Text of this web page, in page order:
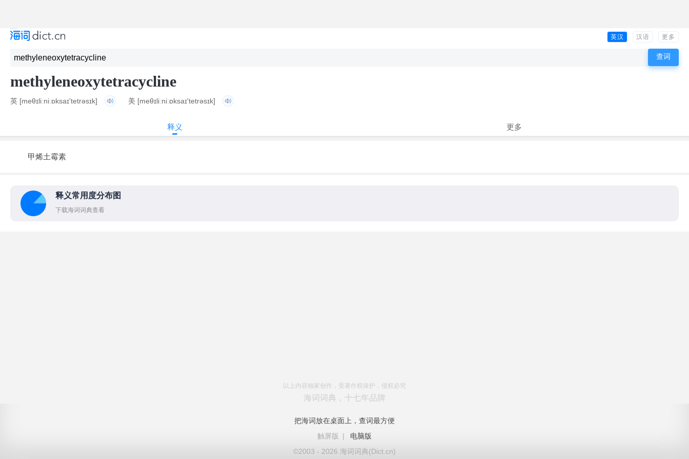
英汉 汉语 更多
methyleneoxytetracycline
英 [meθɪliːniːɒksaɪ'tetrəsɪk] 美 [meθɪliːniːɒksaɪ'tetrəsɪk]
释义 更多
甲烯土霉素
释义常用度分布图
下载海词词典查看
以上内容独家创作，受著作权保护，侵权必究
海词词典，十七年品牌
把海词放在桌面上，查词最方便
触屏版
|
电脑版
©2003 - 2026 海词词典(Dict.cn)